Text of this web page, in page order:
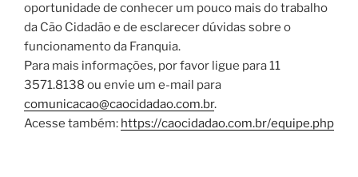
oportunidade de conhecer um pouco mais do trabalho
da Cão Cidadão e de esclarecer dúvidas sobre o
funcionamento da Franquia.
Para mais informações, por favor ligue para 11
3571.8138 ou envie um e-mail para
comunicacao@caocidadao.com.br.
Acesse também: https://caocidadao.com.br/equipe.php